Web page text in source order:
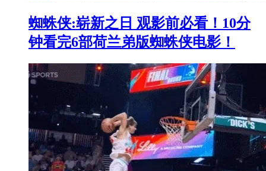
蜘蛛侠:崭新之日 观影前必看！10分
钟看完6部荷兰弟版蜘蛛侠电影！